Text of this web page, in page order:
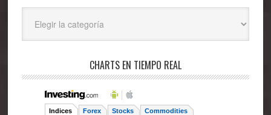
CHARTS EN TIEMPO REAL